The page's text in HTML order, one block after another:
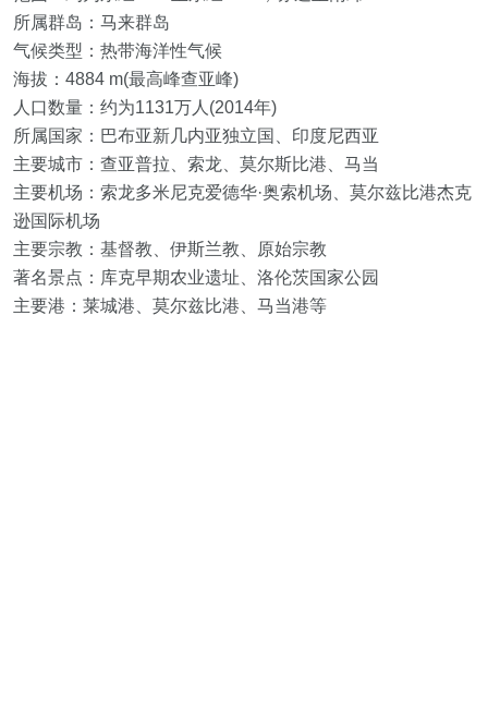
所属群岛：马来群岛
气候类型：热带海洋性气候
海拔：4884 m(最高峰查亚峰)
人口数量：约为1131万人(2014年)
所属国家：巴布亚新几内亚独立国、印度尼西亚
主要城市：查亚普拉、索龙、莫尔斯比港、马当
主要机场：索龙多米尼克爱德华·奥索机场、莫尔兹比港杰克
逊国际机场
主要宗教：基督教、伊斯兰教、原始宗教
著名景点：库克早期农业遗址、洛伦茨国家公园
主要港：莱城港、莫尔兹比港、马当港等